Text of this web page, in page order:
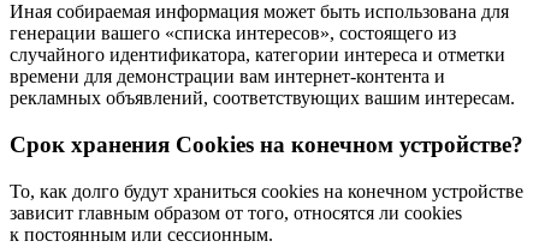
Иная собираемая информация может быть использована для
генерации вашего «списка интересов», состоящего из
случайного идентификатора, категории интереса и отметки
времени для демонстрации вам интернет-контента и
рекламных объявлений, соответствующих вашим интересам.
Срок хранения Cookies на конечном устройстве?
То, как долго будут храниться cookies на конечном устройстве
зависит главным образом от того, относятся ли cookies
к постоянным или сессионным.